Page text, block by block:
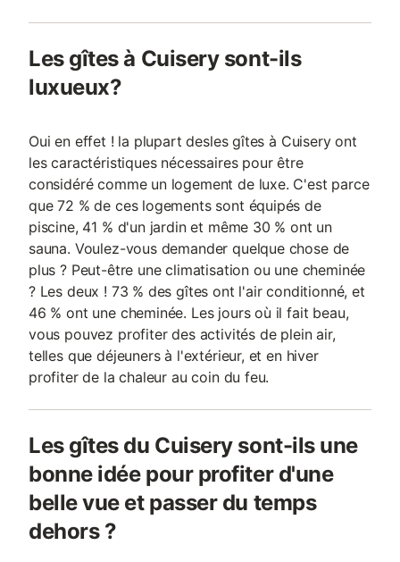
Les gîtes à Cuisery sont-ils
luxueux?
Oui en effet ! la plupart desles gîtes à Cuisery ont
les caractéristiques nécessaires pour être
considéré comme un logement de luxe. C'est parce
que 72 % de ces logements sont équipés de
piscine, 41 % d'un jardin et même 30 % ont un
sauna. Voulez-vous demander quelque chose de
plus ? Peut-être une climatisation ou une cheminée
? Les deux ! 73 % des gîtes ont l'air conditionné, et
46 % ont une cheminée. Les jours où il fait beau,
vous pouvez profiter des activités de plein air,
telles que déjeuners à l'extérieur, et en hiver
profiter de la chaleur au coin du feu.
Les gîtes du Cuisery sont-ils une
bonne idée pour profiter d'une
belle vue et passer du temps
dehors ?